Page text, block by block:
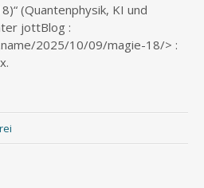
(Quantenphysik, KI und
jottBlog :
2025/10/09/magie-18/> :